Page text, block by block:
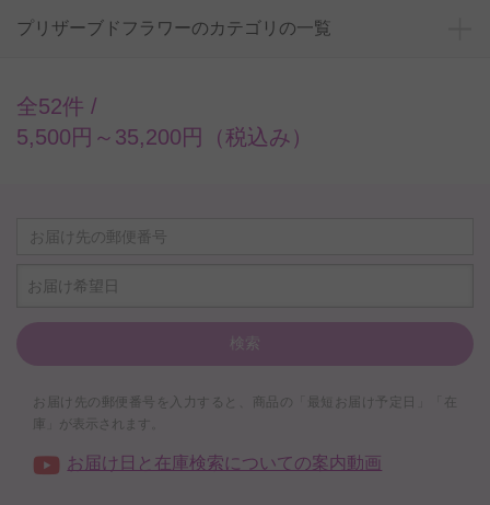
プリザーブドフラワーのカテゴリの一覧
全52件 /
5,500円～35,200円（税込み）
お届け希望日
検索
お届け先の郵便番号を入力すると、商品の「最短お届け予定日」「在
庫」が表示されます。
お届け日と在庫検索についての案内動画